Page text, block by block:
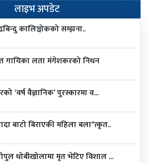
लाइभ अपडेट
कालिञ्चोकको सम्झना..
गायिका लता मंगेशकरको निधन
‘वर्ष वैज्ञानिक’ पुरस्कारमा व...
बाटो बिराएकी महिला बला*त्कृत..
धोबीखोलामा मृत भेटिए विशाल ...